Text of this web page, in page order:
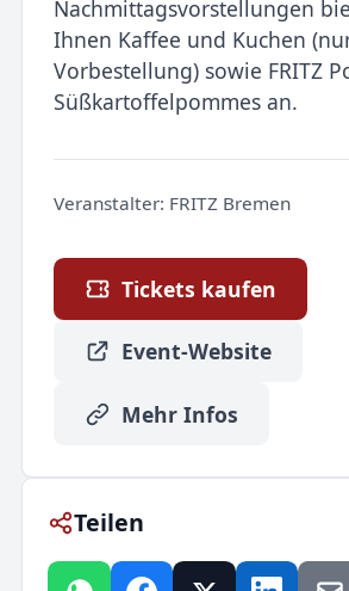
Nachmittagsvorstellungen
Ihnen Kaffee und Kuchen
Vorbestellung) sowie FRITZ
Süßkartoffelpommes an.
Veranstalter: FRITZ Bremen
Tickets kaufen
Event-Website
Mehr Infos
Teilen